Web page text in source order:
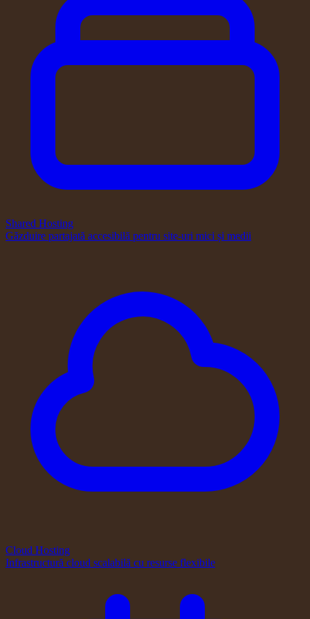
Shared Hosting
Găzduire partajată accesibilă pentru site-uri mici și medii
Cloud Hosting
Infrastructură cloud scalabilă cu resurse flexibile